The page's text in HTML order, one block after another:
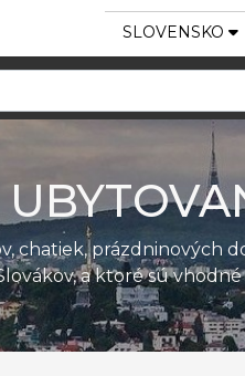
SLOVENSKO
chatiek, prázdninových
a ktoré sú